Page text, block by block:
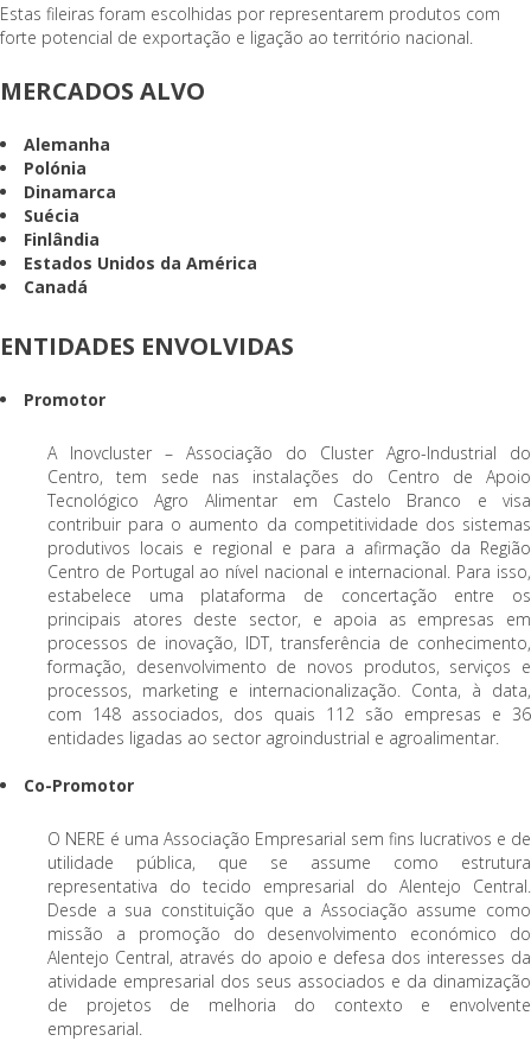
Estas fileiras foram escolhidas por representarem produtos com
forte potencial de exportação e ligação ao território nacional.
MERCADOS ALVO
Alemanha
Polónia
Dinamarca
Suécia
Finlândia
Estados Unidos da América
Canadá
ENTIDADES ENVOLVIDAS
Promotor
A Inovcluster – Associação do Cluster Agro-Industrial do
Centro, tem sede nas instalações do Centro de Apoio
Tecnológico Agro Alimentar em Castelo Branco e visa
contribuir para o aumento da competitividade dos sistemas
produtivos locais e regional e para a afirmação da Região
Centro de Portugal ao nível nacional e internacional. Para isso,
estabelece uma plataforma de concertação entre os
principais atores deste sector, e apoia as empresas em
processos de inovação, IDT, transferência de conhecimento,
formação, desenvolvimento de novos produtos, serviços e
processos, marketing e internacionalização. Conta, à data,
com 148 associados, dos quais 112 são empresas e 36
entidades ligadas ao sector agroindustrial e agroalimentar.
Co-Promotor
O NERE é uma Associação Empresarial sem fins lucrativos e de
utilidade pública, que se assume como estrutura
representativa do tecido empresarial do Alentejo Central.
Desde a sua constituição que a Associação assume como
missão a promoção do desenvolvimento económico do
Alentejo Central, através do apoio e defesa dos interesses da
atividade empresarial dos seus associados e da dinamização
de projetos de melhoria do contexto e envolvente
empresarial.